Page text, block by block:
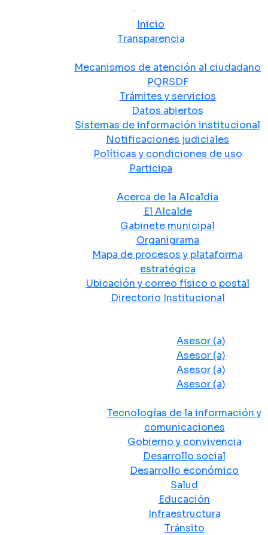
Inicio
Transparencia
Mecanismos de atención al ciudadano
PQRSDF
Trámites y servicios
Datos abiertos
Sistemas de información institucional
Notificaciones judiciales
Políticas y condiciones de uso
Participa
Acerca de la Alcaldía
El Alcalde
Gabinete municipal
Organigrama
Mapa de procesos y plataforma
estratégica
Ubicación y correo físico o postal
Directorio Institucional
Asesor (a)
Asesor (a)
Asesor (a)
Asesor (a)
Tecnologías de la información y
comunicaciones
Gobierno y convivencia
Desarrollo social
Desarrollo económico
Salud
Educación
Infraestructura
Tránsito